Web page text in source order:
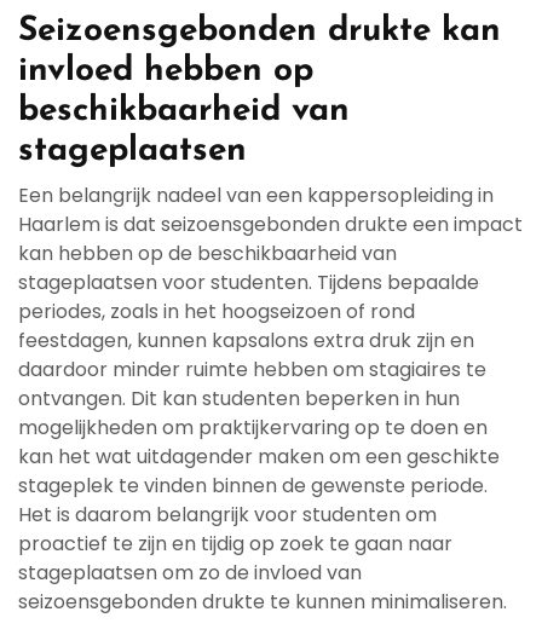
Seizoensgebonden drukte kan
invloed hebben op
beschikbaarheid van
stageplaatsen
Een belangrijk nadeel van een kappersopleiding in
Haarlem is dat seizoensgebonden drukte een impact
kan hebben op de beschikbaarheid van
stageplaatsen voor studenten. Tijdens bepaalde
periodes, zoals in het hoogseizoen of rond
feestdagen, kunnen kapsalons extra druk zijn en
daardoor minder ruimte hebben om stagiaires te
ontvangen. Dit kan studenten beperken in hun
mogelijkheden om praktijkervaring op te doen en
kan het wat uitdagender maken om een geschikte
stageplek te vinden binnen de gewenste periode.
Het is daarom belangrijk voor studenten om
proactief te zijn en tijdig op zoek te gaan naar
stageplaatsen om zo de invloed van
seizoensgebonden drukte te kunnen minimaliseren.